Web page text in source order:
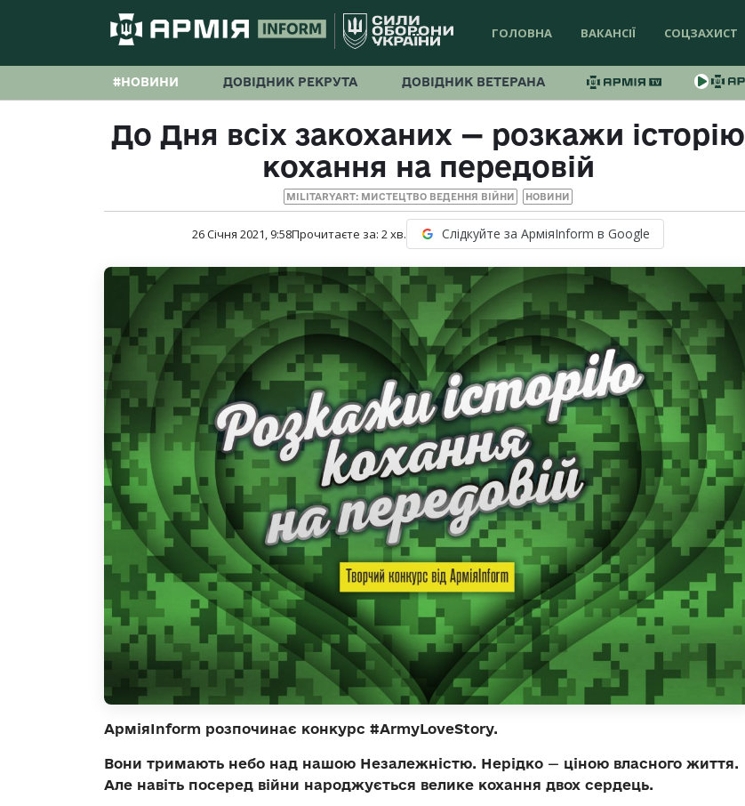
ГОЛОВНА ВАКАНСІЇ СОЦЗАХИСТ
#НОВИНИ ДОВІДНИК РЕКРУТА ДОВІДНИК ВЕТЕРАНА
До Дня всіх закоханих — розкажи історію
кохання на передовій
MILITARYART: МИСТЕЦТВО ВЕДЕННЯ ВІЙНИ НОВИНИ
26 Січня 2021, 9:58Прочитаєте за: 2хв. Слідкуйте за АрміяInform в Google
АрміяInform розпочинає конкурс #ArmyLoveStory.
Вони тримають небо над нашою Незалежністю. Нерідко — ціною власного життя.
Але навіть посеред війни народжується велике кохання двох сердець.